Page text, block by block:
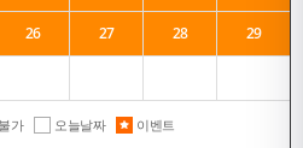
26 27 28 29
가 오늘날짜 이벤트